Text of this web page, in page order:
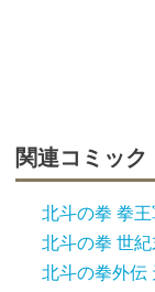
関連コミック
北斗の拳 拳
北斗の拳 世
北斗の拳外伝